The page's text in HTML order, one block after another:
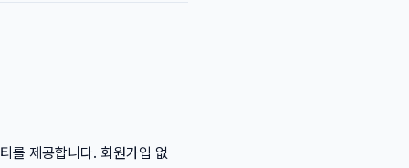
를 제공합니다. 회원가입 없